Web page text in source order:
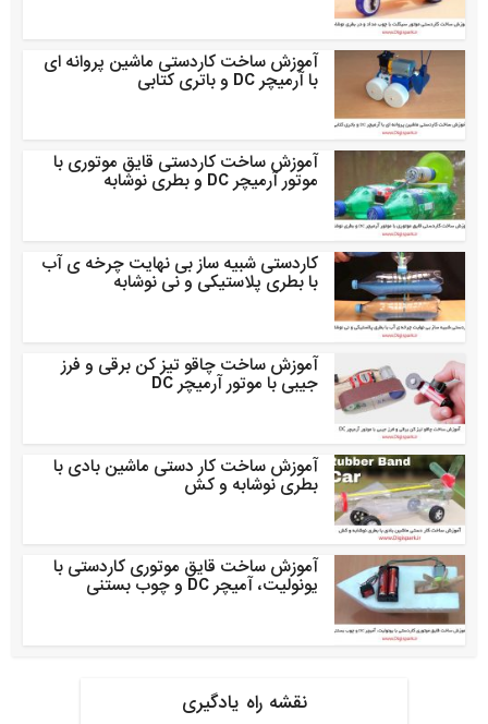
آموزش ساخت کاردستی ماشین پروانه ای
با آرمیچر DC و باتری کتابی
آموزش ساخت کاردستی قایق موتوری با
موتور آرمیچر DC و بطری نوشابه
کاردستی شبیه ساز بی نهایت چرخه ی آب
با بطری پلاستیکی و نی نوشابه
آموزش ساخت چاقو تیز کن برقی و فرز
جیبی با موتور آرمیچر DC
آموزش ساخت کار دستی ماشین بادی با
بطری نوشابه و کش
آموزش ساخت قایق موتوری کاردستی با
یونولیت، آمیچر DC و چوب بستنی
نقشه راه یادگیری